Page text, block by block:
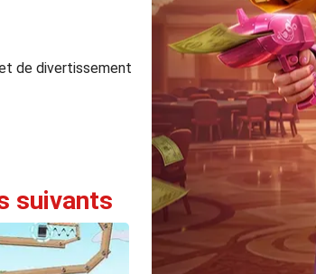
de divertissement
suivants